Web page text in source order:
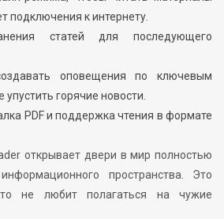
подключения к интернету.
статей для последующего
оповещения по ключевым
горячие новости.
PDF и поддержка чтения в формате
открывает двери в мир полностью
пространства. Это
не любит полагаться на чужие